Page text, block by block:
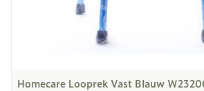
Homecare Looprek Vast Blauw